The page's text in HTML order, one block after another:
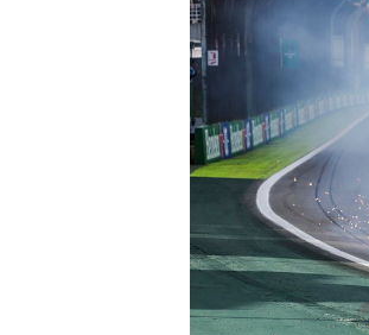
MÁS CATEGORÍAS